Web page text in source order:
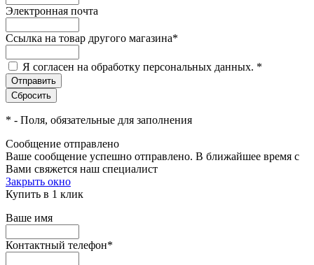
Электронная почта
Ссылка на товар другого магазина*
Я согласен на обработку персональных данных. *
* - Поля, обязательные для заполнения
Сообщение отправлено
Ваше сообщение успешно отправлено. В ближайшее время с
Вами свяжется наш специалист
Закрыть окно
Купить в 1 клик
Ваше имя
Контактный телефон*